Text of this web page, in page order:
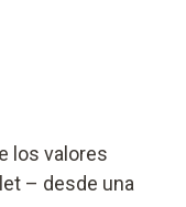
los valores
– desde una